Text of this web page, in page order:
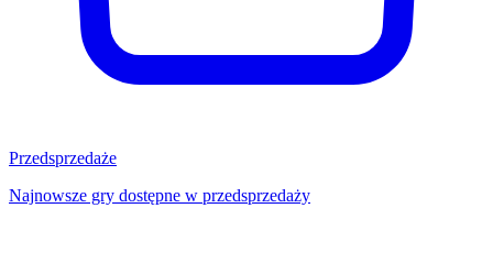
Przedsprzedaże
Najnowsze gry dostępne w przedsprzedaży